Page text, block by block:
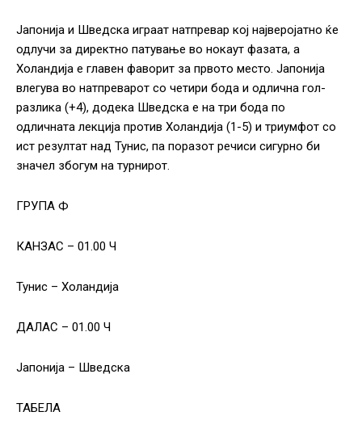
Јапонија и Шведска играат натпревар кој најверојатно ќе
одлучи за директно патување во нокаут фазата, а
Холандија е главен фаворит за првото место. Јапонија
влегува во натпреварот со четири бода и одлична гол-
разлика (+4), додека Шведска е на три бода по
одличната лекција против Холандија (1-5) и триумфот со
ист резултат над Тунис, па поразот речиси сигурно би
значел збогум на турнирот.
ГРУПА Ф
КАНЗАС – 01.00 Ч
Тунис – Холандија
ДАЛАС – 01.00 Ч
Јапонија – Шведска
ТАБЕЛА